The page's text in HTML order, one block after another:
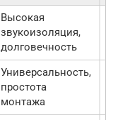
Высокая
звукоизоляция,
долговечность
Универсальность,
простота
монтажа